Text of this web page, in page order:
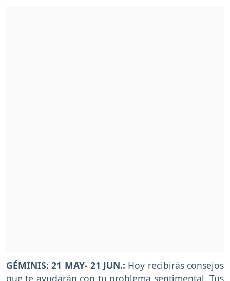
GÉMINIS: 21 MAY- 21 JUN.: Hoy recibirás consejos